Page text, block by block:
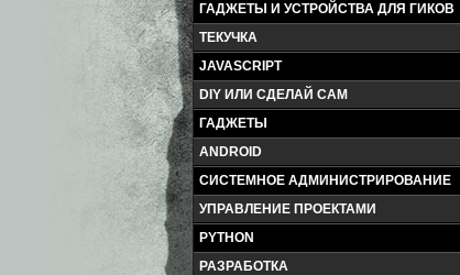
ГАДЖЕТЫ И УСТРОЙСТВА ДЛЯ ГИКОВ
ТЕКУЧКА
JAVASCRIPT
DIY ИЛИ СДЕЛАЙ САМ
ГАДЖЕТЫ
ANDROID
СИСТЕМНОЕ АДМИНИСТРИРОВАНИЕ
УПРАВЛЕНИЕ ПРОЕКТАМИ
PYTHON
РАЗРАБОТКА